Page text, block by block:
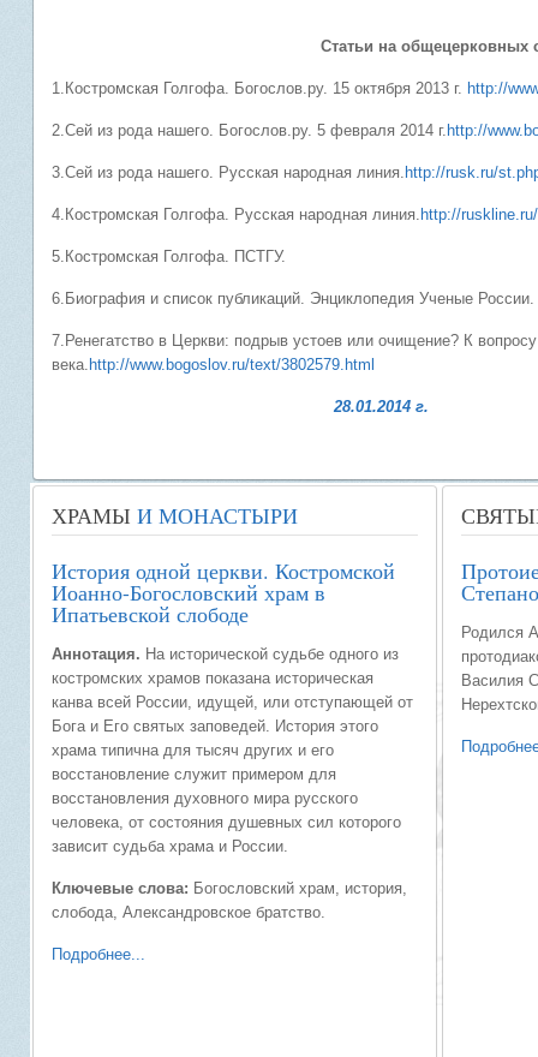
Статьи на общецерковных
1.Костромская Голгофа. Богослов.ру. 15 октября 2013 г. http://
2.Сей из рода нашего. Богослов.ру. 5 февраля 2014 г. http://
3.Сей из рода нашего. Русская народная линия. http://rusk.ru/
4.Костромская Голгофа. Русская народная линия. http://
5.Костромская Голгофа. ПСТГУ.
6.Биография и список публикаций. Энциклопедия Ученые
7.Ренегатство в Церкви: подрыв устоев или очищение? К
века. http://www.bogoslov.ru/text/3802579.html
28.01.2014 г.
ХРАМЫ И МОНАСТЫРИ
История одной церкви. Костромской
Иоанно-Богословский храм в
Ипатьевской слободе
Аннотация. На исторической судьбе одного из
костромских храмов показана историческая
канва всей России, идущей, или отступающей от
Бога и Его святых заповедей. История этого
храма типична для тысяч других и его
восстановление служит примером для
восстановления духовного мира русского
человека, от состояния душевных сил которого
зависит судьба храма и России.
Ключевые слова: Богословский храм, история,
слобода, Александровское братство.
Подробнее...
Родился
Василия